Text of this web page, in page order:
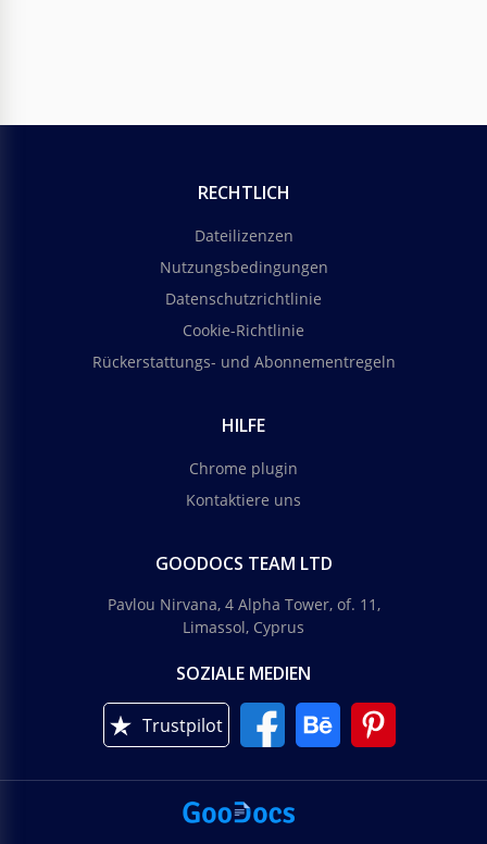
RECHTLICH
Dateilizenzen
Nutzungsbedingungen
Datenschutzrichtlinie
Cookie-Richtlinie
Rückerstattungs- und Abonnementregeln
HILFE
Chrome plugin
Kontaktiere uns
GOODOCS TEAM LTD
Pavlou Nirvana, 4 Alpha Tower, of. 11,
Limassol, Cyprus
SOZIALE MEDIEN
Trustpilot